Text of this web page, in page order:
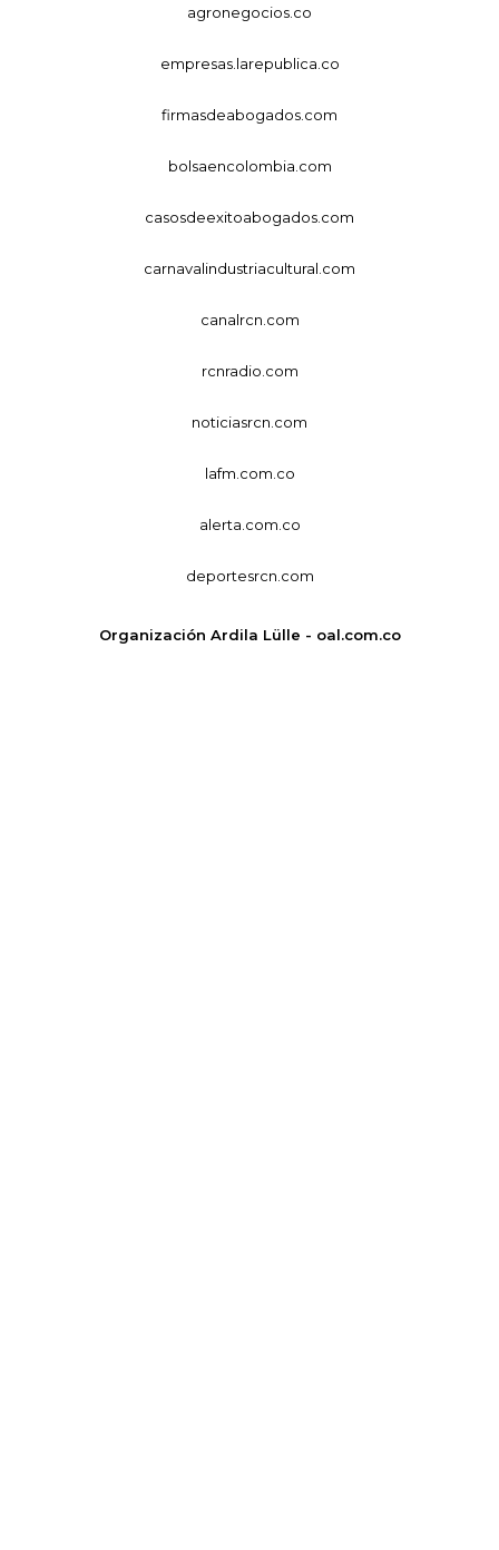
agronegocios.co
empresas.larepublica.co
firmasdeabogados.com
bolsaencolombia.com
casosdeexitoabogados.com
carnavalindustriacultural.com
canalrcn.com
rcnradio.com
noticiasrcn.com
lafm.com.co
alerta.com.co
deportesrcn.com
Organización Ardila Lülle - oal.com.co